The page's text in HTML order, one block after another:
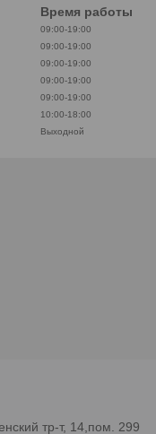
Время работы
09:00-19:00
09:00-19:00
09:00-19:00
09:00-19:00
09:00-19:00
10:00-18:00
Выходной
тр-т, 14,пом. 299